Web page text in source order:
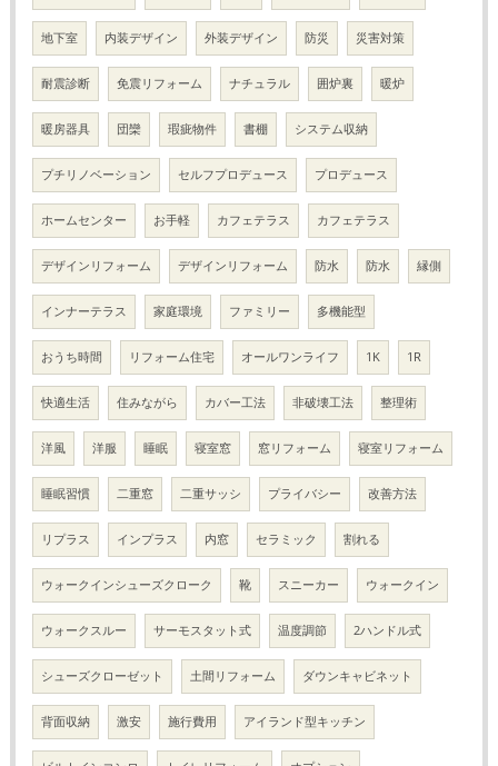
地下室 内装デザイン 外装デザイン 防災 災害対策
耐震診断 免震リフォーム ナチュラル 囲炉裏 暖炉
暖房器具 団欒 瑕疵物件 書棚 システム収納
プチリノベーション セルフプロデュース プロデュース
ホームセンター お手軽 カフェテラス カフェテラス
デザインリフォーム デザインリフォーム 防水 防水 縁側
インナーテラス 家庭環境 ファミリー 多機能型
おうち時間 リフォーム住宅 オールワンライフ 1K 1R
快適生活 住みながら カバー工法 非破壊工法 整理術
洋風 洋服 睡眠 寝室窓 窓リフォーム 寝室リフォーム
睡眠習慣 二重窓 二重サッシ プライバシー 改善方法
リプラス インプラス 内窓 セラミック 割れる
ウォークインシューズクローク 靴 スニーカー ウォークイン
ウォークスルー サーモスタット式 温度調節 2ハンドル式
シューズクローゼット 土間リフォーム ダウンキャビネット
背面収納 激安 施行費用 アイランド型キッチン